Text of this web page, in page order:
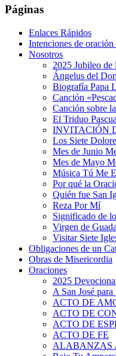
Páginas
Enlaces Rápidos
Intenciones de
Nosotros
2025 Jubileo de
Ángelus del
Biografía Papa
Canción
Canción sobre
El Triduo
INVITACIÓN
Los Siete
Mes de Junio
Mes de Mayo
Música Tú Me
Por qué la
Quién fue San
Reza Por Mí
Significado de
Virgen de
Visitar Siete
Obligaciones de un
Obras de Misericordia
Oraciones
2025
A San José
ACTO DE
ACTO DE
ACTO DE
ACTO DE FE
ALABANZAS